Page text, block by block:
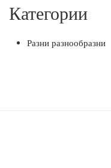
Категории
Разни разнообразни